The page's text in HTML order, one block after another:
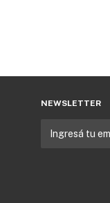
NEWSLETTER